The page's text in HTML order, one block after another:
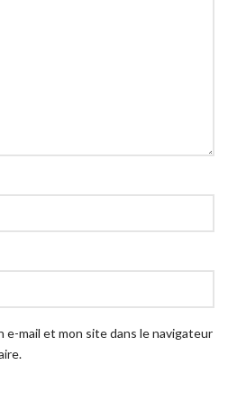
e-mail et mon site dans le navigateur